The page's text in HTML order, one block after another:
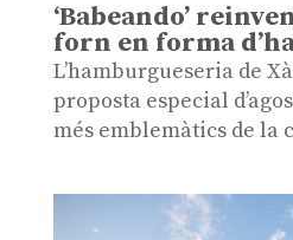
‘Babeando’
forn en forma
L’hamburgueseria de
proposta especial
més emblemàtics de la